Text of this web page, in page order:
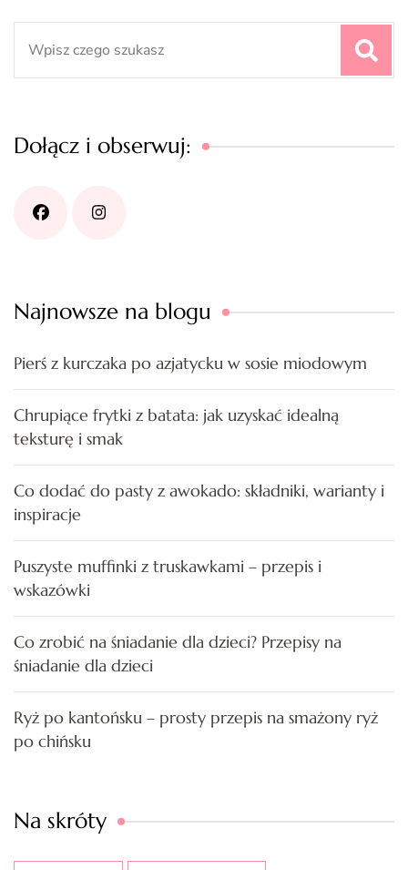
Dołącz i obserwuj:
Najnowsze na blogu
Pierś z kurczaka po azjatycku w sosie miodowym
Chrupiące frytki z batata: jak uzyskać idealną
teksturę i smak
Co dodać do pasty z awokado: składniki, warianty i
inspiracje
Puszyste muffinki z truskawkami – przepis i
wskazówki
Co zrobić na śniadanie dla dzieci? Przepisy na
śniadanie dla dzieci
Ryż po kantońsku – prosty przepis na smażony ryż
po chińsku
Na skróty